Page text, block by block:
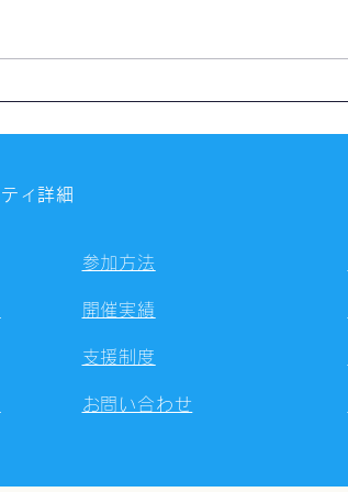
ィ詳細
参加方法
開催実績
支援制度
お問い合わせ